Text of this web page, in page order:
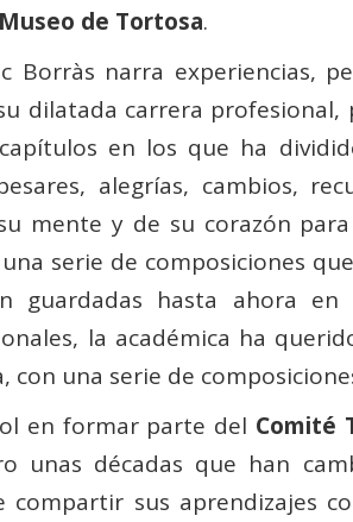
Museo de Tortosa.
Borràs narra experiencias,
dilatada carrera
en los que ha
alegrías, cambios,
mente y de su corazón
serie de composiciones
guardadas hasta ahora
la académica ha
una serie de
en formar parte del Comité
unas décadas que han
compartir sus aprendizajes